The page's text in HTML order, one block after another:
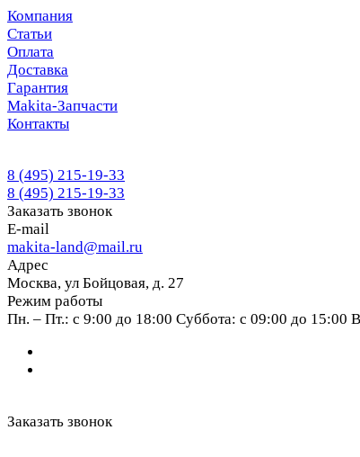
Компания
Статьи
Оплата
Доставка
Гарантия
Makita-Запчасти
Контакты
8 (495) 215-19-33
8 (495) 215-19-33
Заказать звонок
E-mail
makita-land@mail.ru
Адрес
Москва, ул Бойцовая, д. 27
Режим работы
Пн. – Пт.: с 9:00 до 18:00 Суббота: с 09:00 до 15:00
Заказать звонок